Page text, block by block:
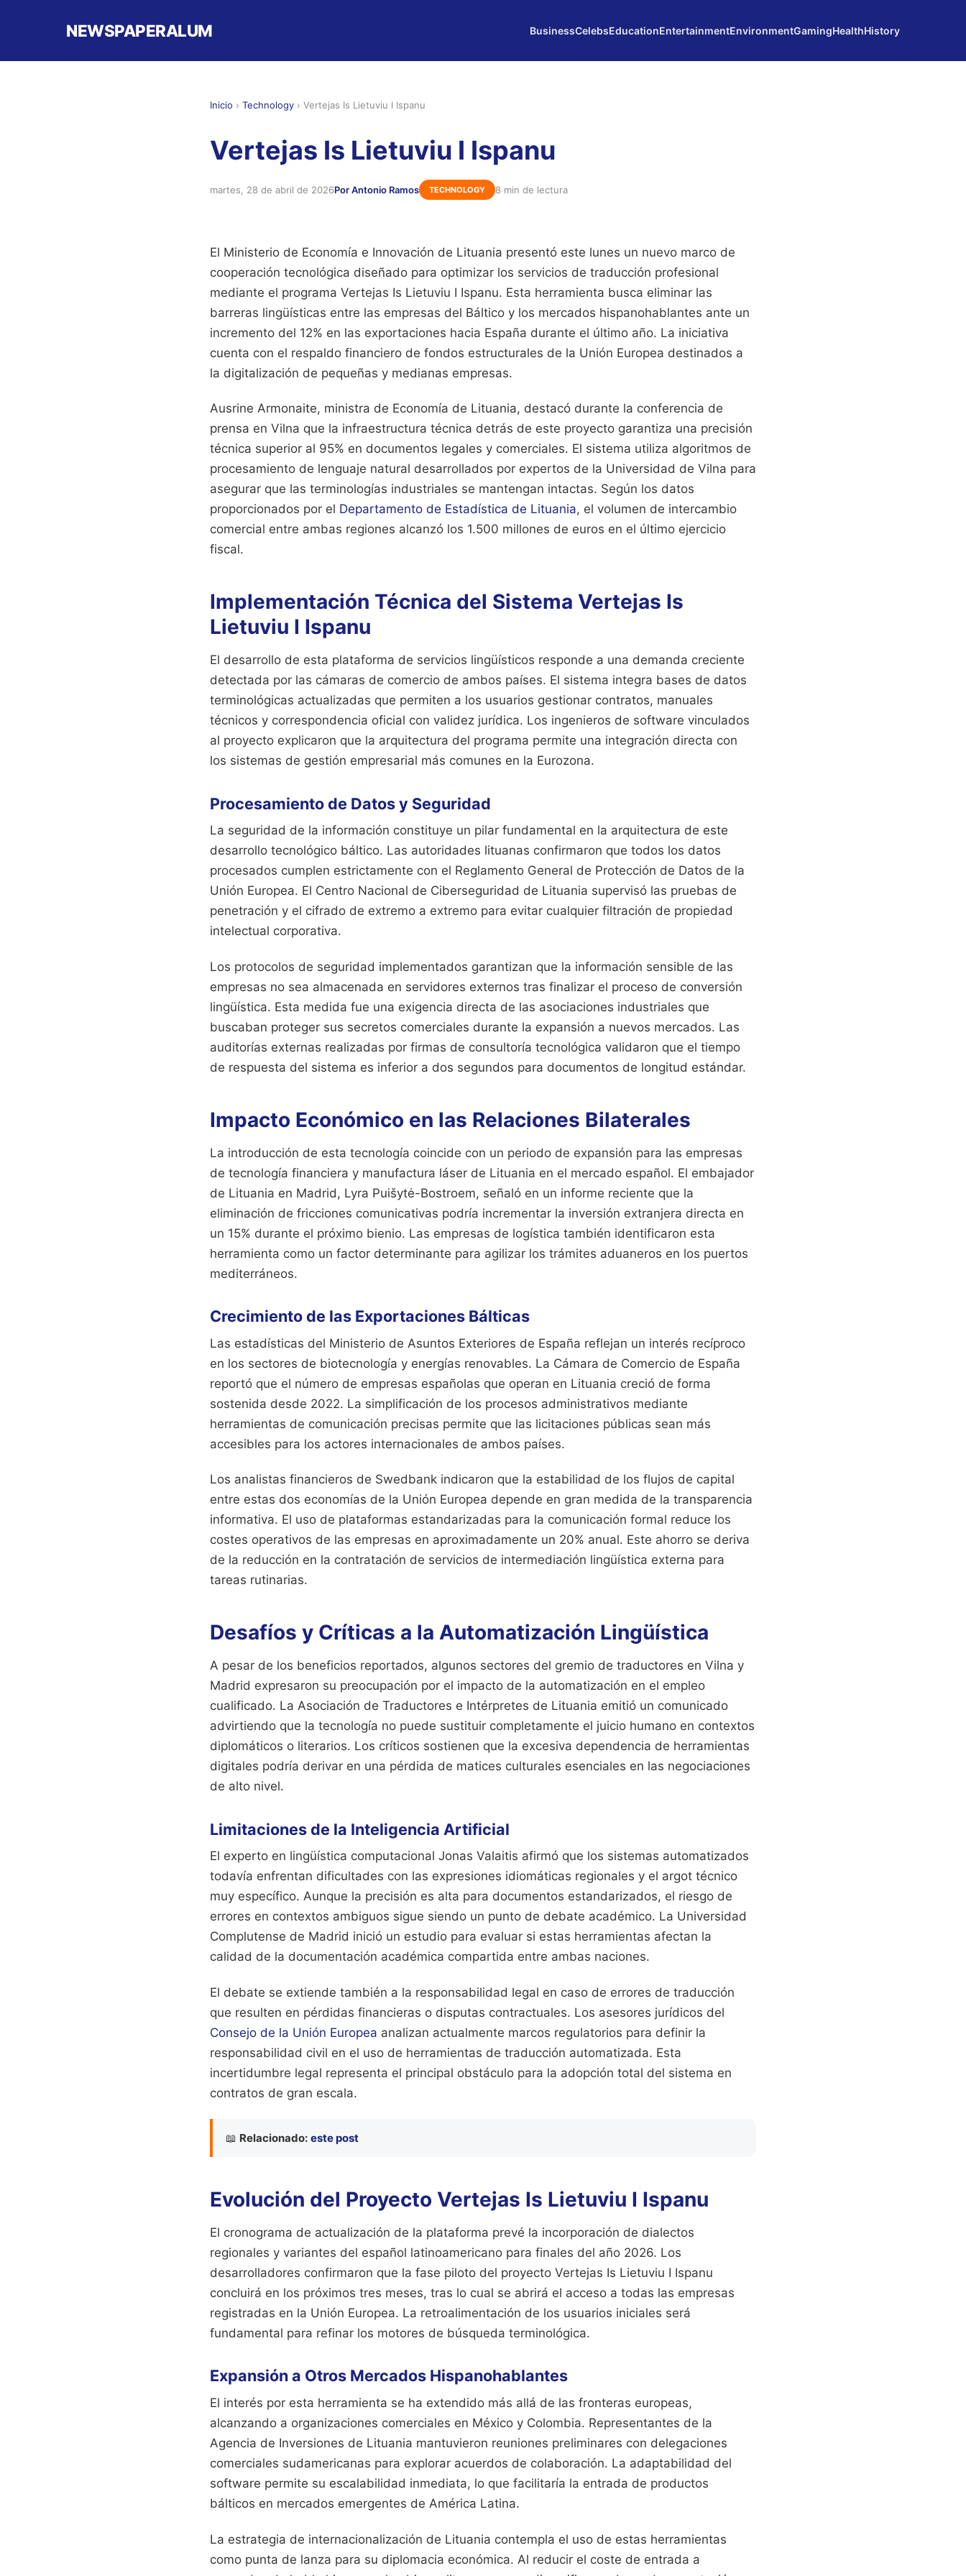
NEWSPAPERALUM BusinessCelebsEducationEntertainmentEnvironmentGamingHealthHistory
Inicio › Technology › Vertejas Is Lietuviu I Ispanu
Vertejas Is Lietuviu I Ispanu
martes, 28 de abril de 2026Por Antonio Ramos TECHNOLOGY 8 min de lectura
El Ministerio de Economía e Innovación de Lituania presentó este lunes un nuevo marco de
cooperación tecnológica diseñado para optimizar los servicios de traducción profesional
mediante el programa Vertejas Is Lietuviu I Ispanu. Esta herramienta busca eliminar las
barreras lingüísticas entre las empresas del Báltico y los mercados hispanohablantes ante un
incremento del 12% en las exportaciones hacia España durante el último año. La iniciativa
cuenta con el respaldo financiero de fondos estructurales de la Unión Europea destinados a
la digitalización de pequeñas y medianas empresas.
Ausrine Armonaite, ministra de Economía de Lituania, destacó durante la conferencia de
prensa en Vilna que la infraestructura técnica detrás de este proyecto garantiza una precisión
técnica superior al 95% en documentos legales y comerciales. El sistema utiliza algoritmos de
procesamiento de lenguaje natural desarrollados por expertos de la Universidad de Vilna para
asegurar que las terminologías industriales se mantengan intactas. Según los datos
proporcionados por el Departamento de Estadística de Lituania, el volumen de intercambio
comercial entre ambas regiones alcanzó los 1.500 millones de euros en el último ejercicio
fiscal.
Implementación Técnica del Sistema Vertejas Is
Lietuviu I Ispanu
El desarrollo de esta plataforma de servicios lingüísticos responde a una demanda creciente
detectada por las cámaras de comercio de ambos países. El sistema integra bases de datos
terminológicas actualizadas que permiten a los usuarios gestionar contratos, manuales
técnicos y correspondencia oficial con validez jurídica. Los ingenieros de software vinculados
al proyecto explicaron que la arquitectura del programa permite una integración directa con
los sistemas de gestión empresarial más comunes en la Eurozona.
Procesamiento de Datos y Seguridad
La seguridad de la información constituye un pilar fundamental en la arquitectura de este
desarrollo tecnológico báltico. Las autoridades lituanas confirmaron que todos los datos
procesados cumplen estrictamente con el Reglamento General de Protección de Datos de la
Unión Europea. El Centro Nacional de Ciberseguridad de Lituania supervisó las pruebas de
penetración y el cifrado de extremo a extremo para evitar cualquier filtración de propiedad
intelectual corporativa.
Los protocolos de seguridad implementados garantizan que la información sensible de las
empresas no sea almacenada en servidores externos tras finalizar el proceso de conversión
lingüística. Esta medida fue una exigencia directa de las asociaciones industriales que
buscaban proteger sus secretos comerciales durante la expansión a nuevos mercados. Las
auditorías externas realizadas por firmas de consultoría tecnológica validaron que el tiempo
de respuesta del sistema es inferior a dos segundos para documentos de longitud estándar.
Impacto Económico en las Relaciones Bilaterales
La introducción de esta tecnología coincide con un periodo de expansión para las empresas
de tecnología financiera y manufactura láser de Lituania en el mercado español. El embajador
de Lituania en Madrid, Lyra Puišytė-Bostroem, señaló en un informe reciente que la
eliminación de fricciones comunicativas podría incrementar la inversión extranjera directa en
un 15% durante el próximo bienio. Las empresas de logística también identificaron esta
herramienta como un factor determinante para agilizar los trámites aduaneros en los puertos
mediterráneos.
Crecimiento de las Exportaciones Bálticas
Las estadísticas del Ministerio de Asuntos Exteriores de España reflejan un interés recíproco
en los sectores de biotecnología y energías renovables. La Cámara de Comercio de España
reportó que el número de empresas españolas que operan en Lituania creció de forma
sostenida desde 2022. La simplificación de los procesos administrativos mediante
herramientas de comunicación precisas permite que las licitaciones públicas sean más
accesibles para los actores internacionales de ambos países.
Los analistas financieros de Swedbank indicaron que la estabilidad de los flujos de capital
entre estas dos economías de la Unión Europea depende en gran medida de la transparencia
informativa. El uso de plataformas estandarizadas para la comunicación formal reduce los
costes operativos de las empresas en aproximadamente un 20% anual. Este ahorro se deriva
de la reducción en la contratación de servicios de intermediación lingüística externa para
tareas rutinarias.
Desafíos y Críticas a la Automatización Lingüística
A pesar de los beneficios reportados, algunos sectores del gremio de traductores en Vilna y
Madrid expresaron su preocupación por el impacto de la automatización en el empleo
cualificado. La Asociación de Traductores e Intérpretes de Lituania emitió un comunicado
advirtiendo que la tecnología no puede sustituir completamente el juicio humano en contextos
diplomáticos o literarios. Los críticos sostienen que la excesiva dependencia de herramientas
digitales podría derivar en una pérdida de matices culturales esenciales en las negociaciones
de alto nivel.
Limitaciones de la Inteligencia Artificial
El experto en lingüística computacional Jonas Valaitis afirmó que los sistemas automatizados
todavía enfrentan dificultades con las expresiones idiomáticas regionales y el argot técnico
muy específico. Aunque la precisión es alta para documentos estandarizados, el riesgo de
errores en contextos ambiguos sigue siendo un punto de debate académico. La Universidad
Complutense de Madrid inició un estudio para evaluar si estas herramientas afectan la
calidad de la documentación académica compartida entre ambas naciones.
El debate se extiende también a la responsabilidad legal en caso de errores de traducción
que resulten en pérdidas financieras o disputas contractuales. Los asesores jurídicos del
Consejo de la Unión Europea analizan actualmente marcos regulatorios para definir la
responsabilidad civil en el uso de herramientas de traducción automatizada. Esta
incertidumbre legal representa el principal obstáculo para la adopción total del sistema en
contratos de gran escala.
📖 Relacionado: este post
Evolución del Proyecto Vertejas Is Lietuviu I Ispanu
El cronograma de actualización de la plataforma prevé la incorporación de dialectos
regionales y variantes del español latinoamericano para finales del año 2026. Los
desarrolladores confirmaron que la fase piloto del proyecto Vertejas Is Lietuviu I Ispanu
concluirá en los próximos tres meses, tras lo cual se abrirá el acceso a todas las empresas
registradas en la Unión Europea. La retroalimentación de los usuarios iniciales será
fundamental para refinar los motores de búsqueda terminológica.
Expansión a Otros Mercados Hispanohablantes
El interés por esta herramienta se ha extendido más allá de las fronteras europeas,
alcanzando a organizaciones comerciales en México y Colombia. Representantes de la
Agencia de Inversiones de Lituania mantuvieron reuniones preliminares con delegaciones
comerciales sudamericanas para explorar acuerdos de colaboración. La adaptabilidad del
software permite su escalabilidad inmediata, lo que facilitaría la entrada de productos
bálticos en mercados emergentes de América Latina.
La estrategia de internacionalización de Lituania contempla el uso de estas herramientas
como punta de lanza para su diplomacia económica. Al reducir el coste de entrada a